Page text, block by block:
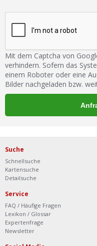
Mit dem Captcha von
verhindern. Sofern das
einem Roboter oder eine
Bilder nachgeladen bzw.
Suche
Schnellsuche
Kartensuche
Detailsuche
Service
FAQ / Häufige Fragen
Lexikon / Glossar
Expertenfrage
Newsletter